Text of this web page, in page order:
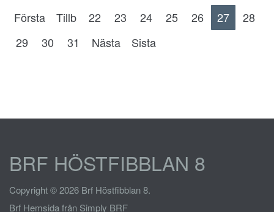
Första Tillb 22 23 24 25 26 27
28
29
30 31 Nästa Sista
BRF HÖSTFIBBLAN 8
Copyright © 2026 Brf Höstfibblan 8.
Brf Hemsidafrån Simply BRF